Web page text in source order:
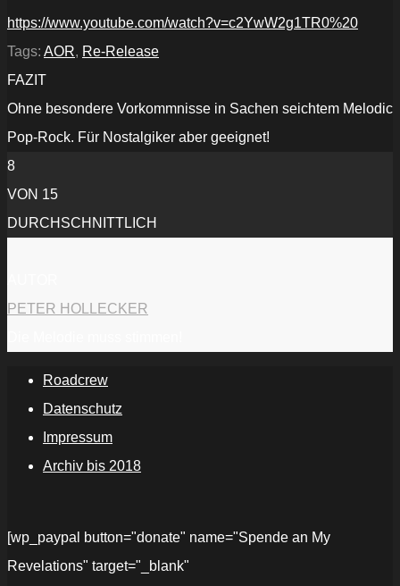
https://www.youtube.com/watch?v=c2YwW2g1TR0%20
Tags: AOR, Re-Release
FAZIT
Ohne besondere Vorkommnisse in Sachen seichtem Melodic
Pop-Rock. Für Nostalgiker aber geeignet!
8
VON 15
DURCHSCHNITTLICH
PETER HOLLECKER
Roadcrew
Datenschutz
Impressum
Archiv bis 2018
[wp_paypal button="donate" name="Spende an My
Revelations" target="_blank"